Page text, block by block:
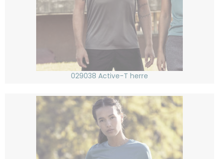
029038 Active-T herre